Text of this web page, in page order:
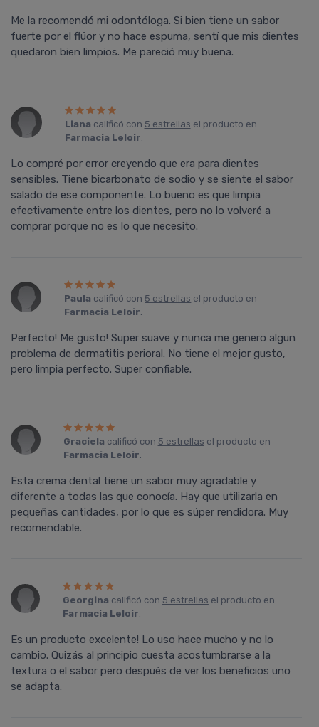
Me la recomendó mi odontóloga. Si bien tiene un sabor
fuerte por el flúor y no hace espuma, sentí que mis dientes
quedaron bien limpios. Me pareció muy buena.
Liana calificó con 5 estrellas el producto en
Farmacia Leloir.
Lo compré por error creyendo que era para dientes
sensibles. Tiene bicarbonato de sodio y se siente el sabor
salado de ese componente. Lo bueno es que limpia
efectivamente entre los dientes, pero no lo volveré a
comprar porque no es lo que necesito.
Paula calificó con 5 estrellas el producto en
Farmacia Leloir.
Perfecto! Me gusto! Super suave y nunca me genero algun
problema de dermatitis perioral. No tiene el mejor gusto,
pero limpia perfecto. Super confiable.
Graciela calificó con 5 estrellas el producto en
Farmacia Leloir.
Esta crema dental tiene un sabor muy agradable y
diferente a todas las que conocía. Hay que utilizarla en
pequeñas cantidades, por lo que es súper rendidora. Muy
recomendable.
Georgina calificó con 5 estrellas el producto en
Farmacia Leloir.
Es un producto excelente! Lo uso hace mucho y no lo
cambio. Quizás al principio cuesta acostumbrarse a la
textura o el sabor pero después de ver los beneficios uno
se adapta.